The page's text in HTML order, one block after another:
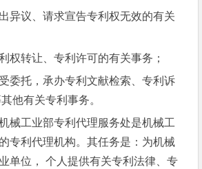
议、请求宣告专利权无效的有关
转让、专利许可的有关事务；
托，承办专利文献检索、专利诉
他有关专利事务。
业部专利代理服务处是机械工
专利代理机构。其任务是：为机械
单位， 个人提供有关专利法律、专